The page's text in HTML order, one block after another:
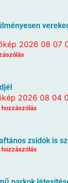
hozzászólás
zsidók is
hozzászólás